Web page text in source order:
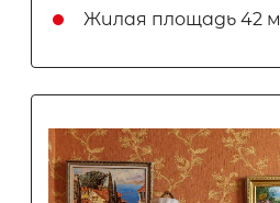
Жилая площадь 42 м